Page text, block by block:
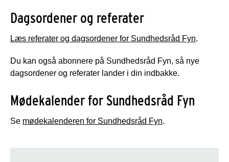
Dagsordener og referater
Læs referater og dagsordener for Sundhedsråd Fyn.
Du kan også abonnere på Sundhedsråd Fyn, så nye
dagsordener og referater lander i din indbakke.
Mødekalender for Sundhedsråd Fyn
Se mødekalenderen for Sundhedsråd Fyn.